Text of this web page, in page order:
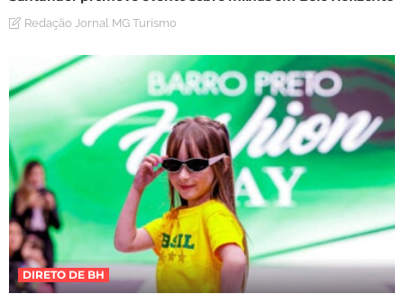
Redação Jornal MG Turismo
DIRETO DE BH